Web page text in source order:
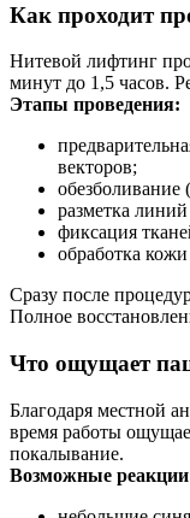
Как проходит
Нитевой лифтинг
минут до 1,5 часов.
Этапы проведения:
векторов;
обезболивание
разметка
фиксация
обработка
Сразу после
Полное
Что ощущает
Благодаря местной
время работы
покалывание.
Возможные